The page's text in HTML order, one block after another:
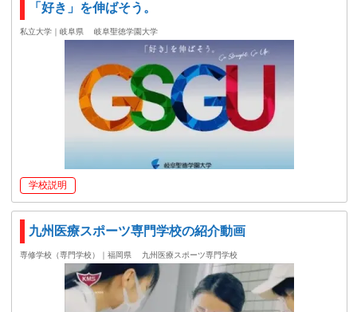
「好き」を伸ばそう。
私立大学｜岐阜県 岐阜聖徳学園大学
学校説明
九州医療スポーツ専門学校の紹介動画
専修学校（専門学校）｜福岡県 九州医療スポーツ専門学校